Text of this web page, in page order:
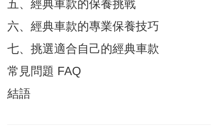
五、經典車款的保養挑戰
六、經典車款的專業保養技巧
七、挑選適合自己的經典車款
常見問題 FAQ
結語